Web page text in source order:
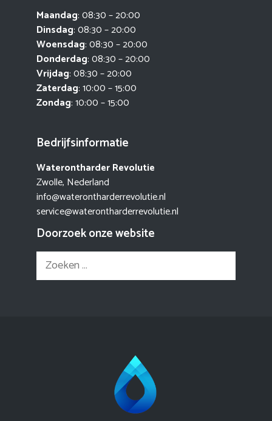
Maandag: 08:30 – 20:00
Dinsdag: 08:30 – 20:00
Woensdag: 08:30 – 20:00
Donderdag: 08:30 – 20:00
Vrijdag: 08:30 – 20:00
Zaterdag: 10:00 – 15:00
Zondag: 10:00 – 15:00
Bedrijfsinformatie
Waterontharder Revolutie
Zwolle, Nederland
info@waterontharderrevolutie.nl
service@waterontharderrevolutie.nl
Doorzoek onze website
Zoek
naar: